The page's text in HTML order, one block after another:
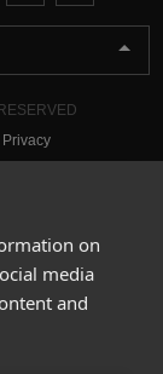
on
media
and
Privacy